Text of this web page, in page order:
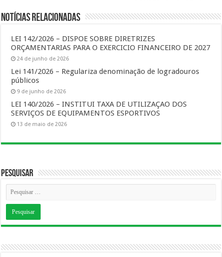
Notícias Relacionadas
LEI 142/2026 – DISPOE SOBRE DIRETRIZES
ORÇAMENTARIAS PARA O EXERCICIO FINANCEIRO DE 2027
24 de junho de 2026
Lei 141/2026 – Regulariza denominação de logradouros
públicos
9 de junho de 2026
LEI 140/2026 – INSTITUI TAXA DE UTILIZAÇAO DOS
SERVIÇOS DE EQUIPAMENTOS ESPORTIVOS
13 de maio de 2026
Pesquisar